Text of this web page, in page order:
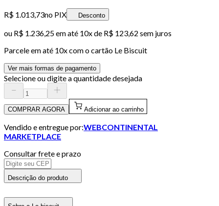
R$ 1.013,73no PIX Desconto
ou R$ 1.236,25em até 10x de R$ 123,62 sem juros
Parcele em até 10x com o cartão Le Biscuit
Ver mais formas de pagamento
Selecione ou digite a quantidade desejada
COMPRAR AGORA Adicionar ao carrinho
Vendido e entregue por:WEBCONTINENTAL
MARKETPLACE
Consultar frete e prazo
Descrição do produto